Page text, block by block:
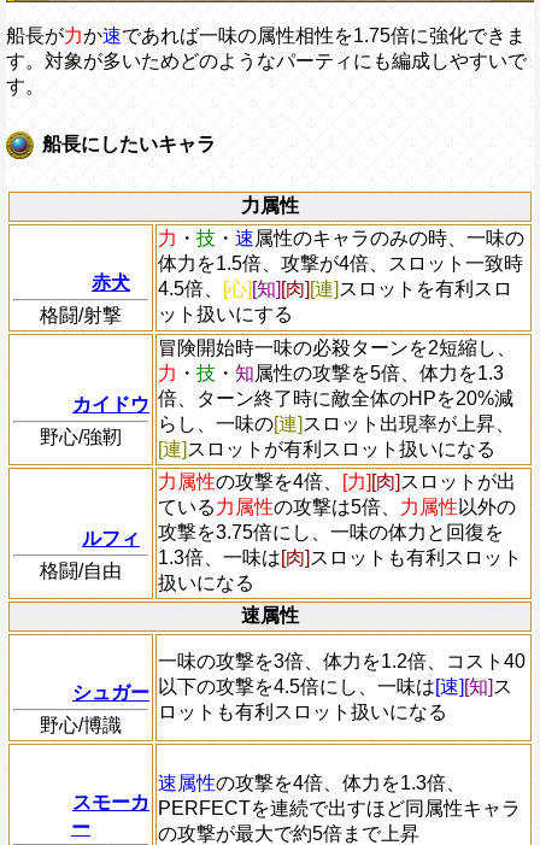
船長が力か速であれば一味の属性相性を1.75倍に強化できま
す。対象が多いためどのようなパーティにも編成しやすいで
す。
船長にしたいキャラ
力属性
赤犬
格闘/射撃
力 ・ 技 ・ 速属性のキャラのみの時、一味の
体力を1.5倍、攻撃が4倍、スロット一致時
4.5倍、
[心] [知] [肉] [連] スロットを有利スロ
ット扱いにする
カイドウ
野心/強靭
冒険開始時一味の必殺ターンを2短縮し、
力 ・ 技 ・ 知属性の攻撃を5倍、体力を1.3
倍、ターン終了時に敵全体のHPを20%減
らし、一味の[連] スロット出現率が上昇、
[連] スロットが有利スロット扱いになる
ルフィ
格闘/自由
力属性の攻撃を4倍、 [力] [肉] スロットが出
ている力属性の攻撃は5倍、 力属性 以外の
攻撃を3.75倍にし、一味の体力と回復を
1.3倍、一味は[肉] スロットも有利スロット
扱いになる
速属性
シュガー
野心/博識
一味の攻撃を3倍、体力を1.2倍、コスト40
以下の攻撃を4.5倍にし、一味は[速] [知] ス
ロットも有利スロット扱いになる
スモーカ
ー
速属性の攻撃を4倍、体力を1.3倍、
PERFECTを連続で出すほど同属性キャラ
の攻撃が最大で約5倍まで上昇